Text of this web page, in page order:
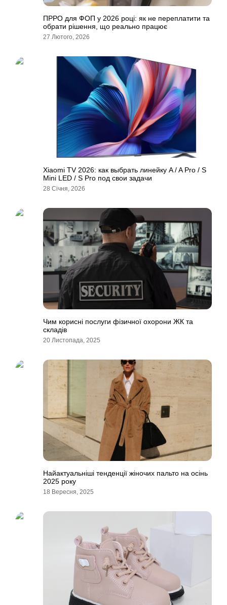
ПРРО для ФОП у 2026 році: як не переплатити та
обрати рішення, що реально працює
27 Лютого, 2026
Xiaomi TV 2026: как выбрать линейку A / A Pro / S
Mini LED / S Pro под свои задачи
28 Січня, 2026
Чим корисні послуги фізичної охорони ЖК та
складів
20 Листопада, 2025
Найактуальніші тенденції жіночих пальто на осінь
2025 року
18 Вересня, 2025